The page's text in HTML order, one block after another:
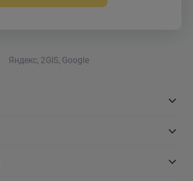
Яндекс, 2GIS, Google